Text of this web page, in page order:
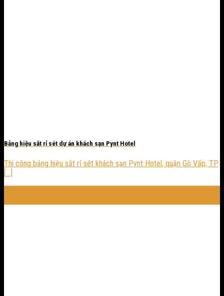
Bảng hiệu sắt rỉ sét dự án khách sạn Pynt Hotel
Thi công bảng hiệu sắt rỉ sét khách sạn Pynt Hotel, quận Gò Vấp, TP
[...]